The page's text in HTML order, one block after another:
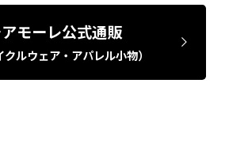
モーレ公式通販
クルウェア・アパレル小物）